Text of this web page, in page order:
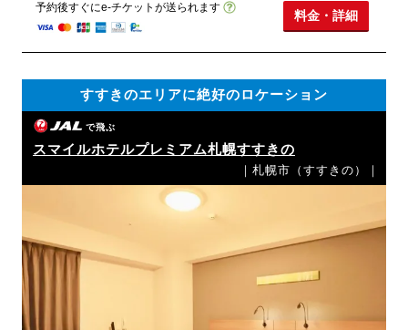
予約後すぐにe-チケットが送られます
料金・詳細
すすきのエリアに絶好のロケーション
で飛ぶ
スマイルホテルプレミアム札幌すすきの
｜札幌市（すすきの）｜